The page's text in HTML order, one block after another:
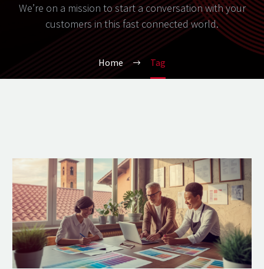
We’re on a mission to start a conversation with your
customers in this fast connected world.
Home Tag